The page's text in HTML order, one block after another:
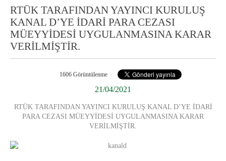
RTÜK TARAFINDAN YAYINCI KURULUŞ
KANAL D’YE İDARİ PARA CEZASI
MÜEYYİDESİ UYGULANMASINA KARAR
VERİLMİŞTİR.
1606 Görüntülenme
21/04/2021
RTÜK TARAFINDAN YAYINCI KURULUŞ KANAL D’YE İDARİ
PARA CEZASI MÜEYYİDESİ UYGULANMASINA KARAR
VERİLMİŞTİR.